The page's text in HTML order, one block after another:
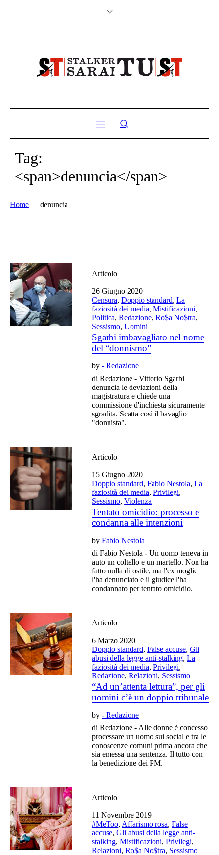
Tag:
<span>denuncia</span>
Home denuncia
Articolo
26 Giugno 2020
Censura,Doppio standard,La
faziosità dei media,Mistificazioni,
Politica,Redazione,Ro$a No$tra,
Sessismo,Uomini
Sgarbi imbavagliato nel nome
del “donnismo”
by- Redazione
di Redazione - Vittorio Sgarbi
denuncia le deviazioni della
magistratura e chiede una
commissione d'inchiesta sicuramente
sgradita. Scatta così il bavaglio
"donnista".
Articolo
15 Giugno 2020
Doppio standard,Fabio Nestola,La
faziosità dei media,Privilegi,
Sessismo,Violenza
Tentato omicidio: processo e
condanna alle intenzioni
byFabio Nestola
di Fabio Nestola - Un uomo teneva in
auto un coltello e un martello. Non ha
fatto nulla di ostile, ma l'ex moglie
l'ha denunciato e il giudice l'ha
condannato per tentato omicidio.
Articolo
6 Marzo 2020
Doppio standard,False accuse,Gli
abusi della legge anti-stalking,La
faziosità dei media,Privilegi,
Redazione,Relazioni, Sessismo
“Ad un’attenta lettura”, per gli
uomini c’è un doppio tribunale
by- Redazione
di Redazione - Alle donne è concesso
processare un uomo sui social e tra le
conoscenze comuni prima ancora che
sia emessa una sentenza. Il tutto con
la benedizione dei PM.
Articolo
11 Novembre 2019
#MeToo, Affarismo rosa,False
accuse,Gli abusi della legge anti-
stalking,Mistificazioni,Privilegi,
Relazioni,Ro$a No$tra, Sessismo